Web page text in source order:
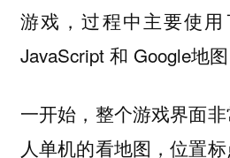
游戏，过程中主要使用
JavaScript 和 Google地图
一开始，整个游戏界面
人单机的看地图，位置